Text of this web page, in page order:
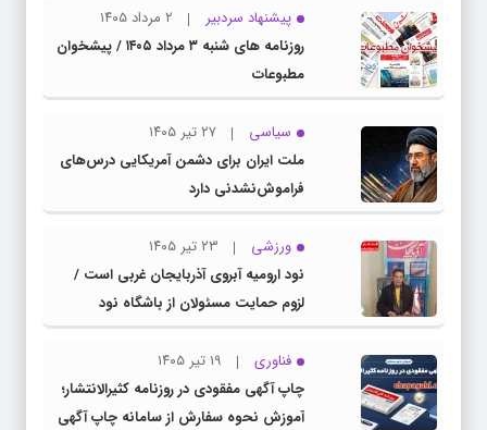
پیشنهاد سردبیر
۲ مرداد ۱۴۰۵
روزنامه های شنبه ۳ مرداد ۱۴۰۵ / پیشخوان
مطبوعات
سیاسی
۲۷ تیر ۱۴۰۵
ملت ایران برای دشمن آمریکایی درس‌های
فراموش‌نشدنی دارد
ورزشی
۲۳ تیر ۱۴۰۵
نود ارومیه آبروی آذربایجان غربی است /
لزوم حمایت مسئولان از باشگاه نود
فناوری
۱۹ تیر ۱۴۰۵
چاپ آگهی مفقودی در روزنامه کثیرالانتشار؛
آموزش نحوه سفارش از سامانه چاپ آگهی